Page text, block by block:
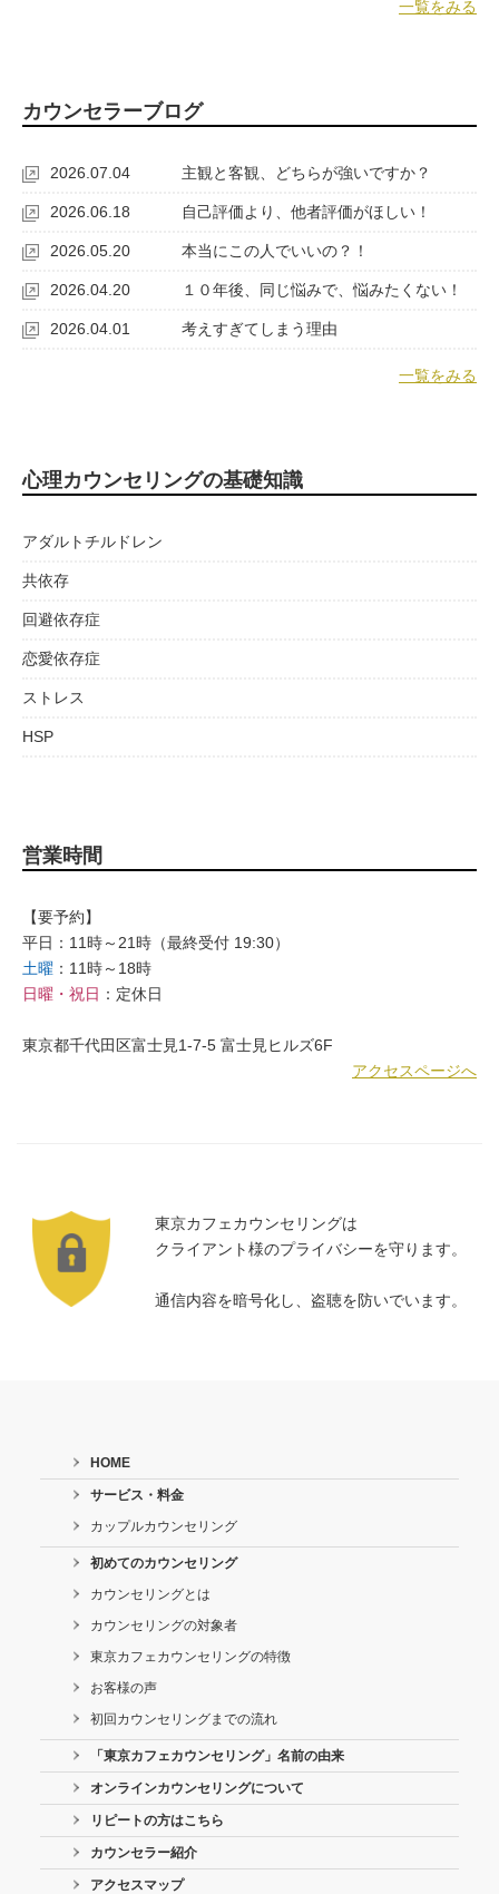
一覧をみる
カウンセラーブログ
2026.07.04 主観と客観、どちらが強いですか？
2026.06.18 自己評価より、他者評価がほしい！
2026.05.20 本当にこの人でいいの？！
2026.04.20 １０年後、同じ悩みで、悩みたくない！
2026.04.01 考えすぎてしまう理由
一覧をみる
心理カウンセリングの基礎知識
アダルトチルドレン
共依存
回避依存症
恋愛依存症
ストレス
HSP
営業時間
【要予約】
平日：11時～21時（最終受付 19:30）
土曜 ：11時～18時
日曜・祝日 ：定休日
東京都千代田区富士見1-7-5 富士見ヒルズ6F
アクセスページへ
東京カフェカウンセリングは
クライアント様のプライバシーを守ります。
通信内容を暗号化し、盗聴を防いでいます。
HOME
サービス・料金
カップルカウンセリング
初めてのカウンセリング
カウンセリングとは
カウンセリングの対象者
東京カフェカウンセリングの特徴
お客様の声
初回カウンセリングまでの流れ
「東京カフェカウンセリング」名前の由来
オンラインカウンセリングについて
リピートの方はこちら
カウンセラー紹介
アクセスマップ